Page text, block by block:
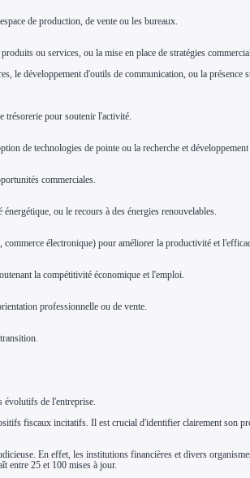
de production, de vente ou les bureaux.
ou services, ou la mise en place de stratégies
le développement d'outils de communication, ou la présence
trésorerie pour soutenir l'activité.
de technologies de pointe ou la recherche et
commerciales.
ou le recours à des énergies renouvelables.
électronique) pour améliorer la productivité et
la compétitivité économique et l'emploi.
professionnelle ou de vente.
évolutifs de l'entreprise.
fiscaux incitatifs. Il est crucial d'identifier clairement son
En effet, les institutions financières et divers
entre 25 et 100 mises à jour.